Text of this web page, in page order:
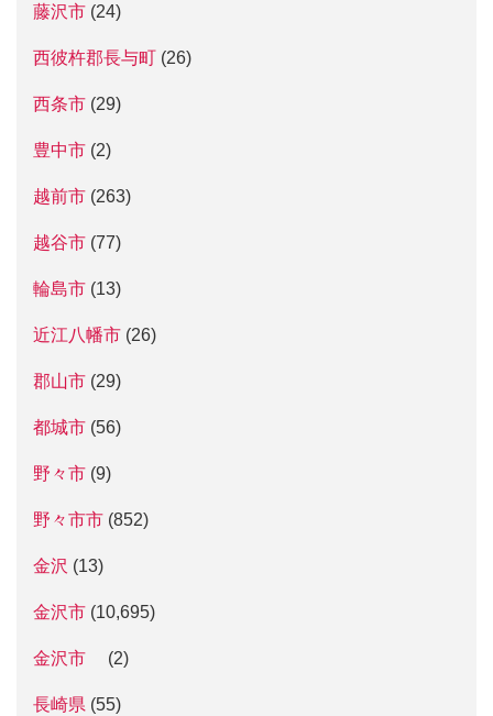
藤沢市 (24)
西彼杵郡長与町 (26)
西条市 (29)
豊中市 (2)
越前市 (263)
越谷市 (77)
輪島市 (13)
近江八幡市 (26)
郡山市 (29)
都城市 (56)
野々市 (9)
野々市市 (852)
金沢 (13)
金沢市 (10,695)
金沢市 (2)
長崎県 (55)